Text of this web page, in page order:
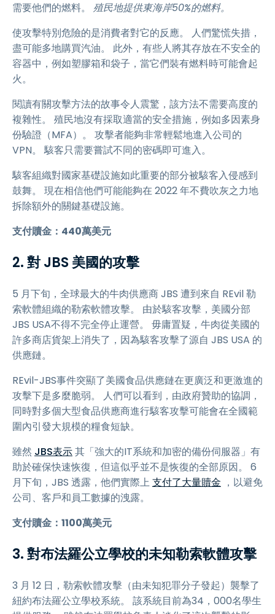
需要他們的燃料。 殖民地提供東海岸50%的燃料。
使攻擊特別危險的是消費者對它的反應。 人們驚慌失措，
盡可能多地購買汽油。 此外，有些人將其存放在不安全的
容器中，例如塑膠箱和袋子，當它們裝有燃料時可能會起
火。
閱讀有關攻擊方法的故事令人震驚，該方法不需要高度的
複雜性。 殖民地沒有採取適當的安全措施，例如多因素身
份驗證（MFA）。 攻擊者能夠非常輕鬆地進入公司的
VPN。 駭客只需要嘗試不同的密碼即可進入。
駭客組織對國家基礎設施如此重要的部分被駭客入侵感到
鼓舞。 現在相信他們可能能夠在 2022 年不費吹灰之力地
拆除額外的關鍵基礎設施。
支付贖金：440萬美元
2. 對 JBS 美國的攻擊
5 月下旬，全球最大的牛肉供應商 JBS 遭到來自 REvil 勒
索軟體組織的勒索軟體攻擊。 由於駭客攻擊，美國分部
JBS USA不得不完全停止運營。 毋庸置疑，牛肉從美國的
許多商店貨架上消失了，因為駭客攻擊了源自 JBS USA 的
供應鏈。
REvil-JBS事件突顯了美國食品供應鏈在更廣泛和更激進的
攻擊下是多麼脆弱。 人們可以看到，由政府贊助的協調，
同時對多個大型食品供應商進行駭客攻擊可能會在全國範
圍內引發大規模的糧食短缺。
雖然 JBS表示其「強大的IT系統和加密的備份伺服器」有
助於確保快速恢復，但這似乎並不是恢復的全部原因。 6
月下旬，JBS 透露，他們實際上支付了大量贖金 ，以避免
公司、客戶和員工數據的洩露。
支付贖金：1100萬美元
3. 對布法羅公立學校的未知勒索軟體攻擊
3 月 12 日，勒索軟體攻擊（由未知犯罪分子發起）襲擊了
紐約布法羅公立學校系統。 該系統目前為34，000名學生